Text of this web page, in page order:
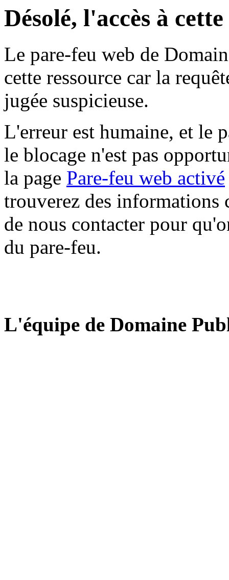
Désolé, l'accès à
Le pare-feu web de
cette ressource car la
jugée suspicieuse.
L'erreur est humaine, et le
le blocage n'est pas
la page Pare-feu web activé
trouverez des informations
de nous contacter pour
du pare-feu.
L'équipe de Domaine